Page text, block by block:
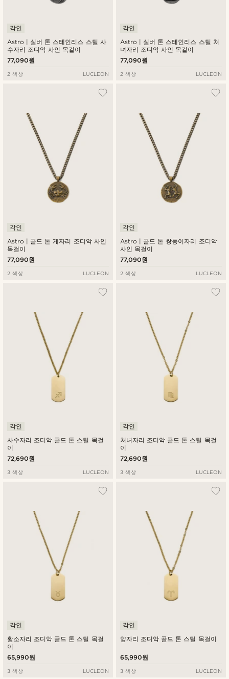
Astro | 실버 톤 스테인리스 스틸 사
수자리 조디악 사인 목걸이
각인
77,090원
2 색상 LUCLEON
Astro | 실버 톤 스테인리스 스틸 처
녀자리 조디악 사인 목걸이
각인
77,090원
2 색상 LUCLEON
Astro | 골드 톤 게자리 조디악 사인
목걸이
각인
77,090원
2 색상 LUCLEON
Astro | 골드 톤 쌍둥이자리 조디악
사인 목걸이
각인
77,090원
2 색상 LUCLEON
사수자리 조디악 골드 톤 스틸 목걸
이
각인
72,690원
3 색상 LUCLEON
처녀자리 조디악 골드 톤 스틸 목걸
이
각인
72,690원
3 색상 LUCLEON
황소자리 조디악 골드 톤 스틸 목걸
이
각인
65,990원
3 색상 LUCLEON
양자리 조디악 골드 톤 스틸 목걸이
각인
65,990원
3 색상 LUCLEON